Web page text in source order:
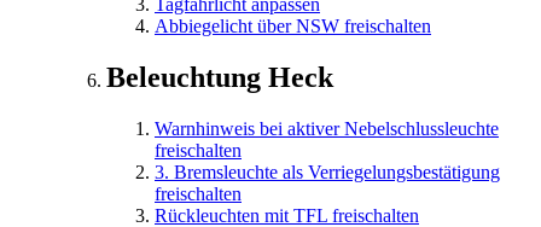
Tagfahrlicht anpassen
Abbiegelicht über NSW freischalten
Beleuchtung Heck
Warnhinweis bei aktiver Nebelschlussleuchte
freischalten
3. Bremsleuchte als Verriegelungsbestätigung
freischalten
Rückleuchten mit TFL freischalten